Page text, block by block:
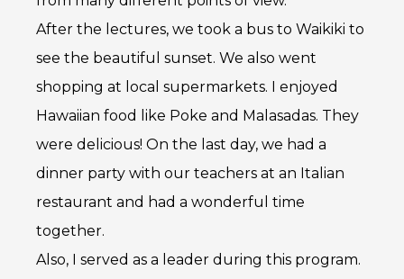
After the lectures, we took a bus to Waikiki to
see the beautiful sunset. We also went
shopping at local supermarkets. I enjoyed
Hawaiian food like Poke and Malasadas. They
were delicious! On the last day, we had a
dinner party with our teachers at an Italian
restaurant and had a wonderful time
together.
Also, I served as a leader during this program.